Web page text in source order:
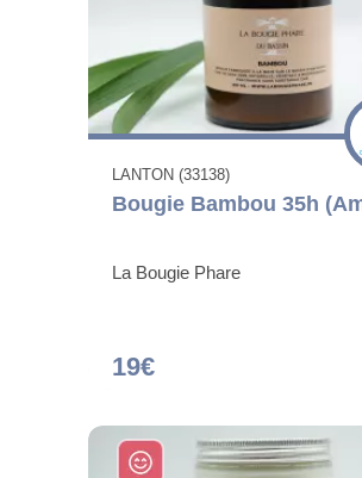
LANTON (33138)
Bougie Bambou 35h
La Bougie Phare
19€